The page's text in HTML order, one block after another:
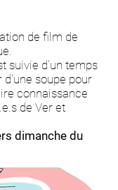
de film de
suivie d'un temps
soupe pour
connaissance
de Ver et
dimanche du